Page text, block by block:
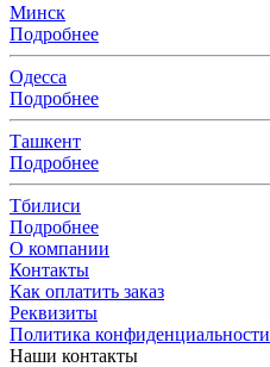
Минск
Подробнее
Одесса
Подробнее
Ташкент
Подробнее
Тбилиси
Подробнее
О компании
Контакты
Как оплатить заказ
Реквизиты
Политика конфиденциальности
Наши контакты